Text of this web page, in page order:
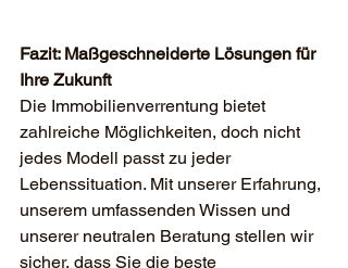
Fazit: Maßgeschneiderte Lösungen für
Ihre Zukunft
Die Immobilienverrentung bietet
zahlreiche Möglichkeiten, doch nicht
jedes Modell passt zu jeder
Lebenssituation. Mit unserer Erfahrung,
unserem umfassenden Wissen und
unserer neutralen Beratung stellen wir
sicher, dass Sie die beste